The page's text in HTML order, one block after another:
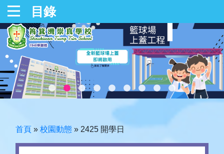
目錄
首頁 » 校園動態 » 2425 開學日